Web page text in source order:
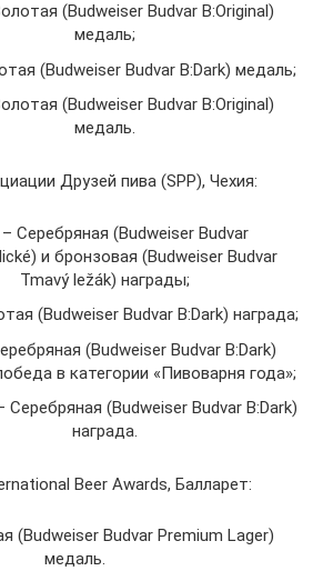
(Budweiser Budvar B:Original)
медаль;
(Budweiser Budvar B:Dark) медаль;
(Budweiser Budvar B:Original)
медаль.
Друзей пива (SPP), Чехия:
Серебряная (Budweiser Budvar
и бронзовая (Budweiser Budvar
Tmavý ležák) награды;
(Budweiser Budvar B:Dark) награда;
(Budweiser Budvar B:Dark)
в категории «Пивоварня года»;
Серебряная (Budweiser Budvar B:Dark)
награда.
Beer Awards, Балларет:
(Budweiser Budvar Premium Lager)
медаль.